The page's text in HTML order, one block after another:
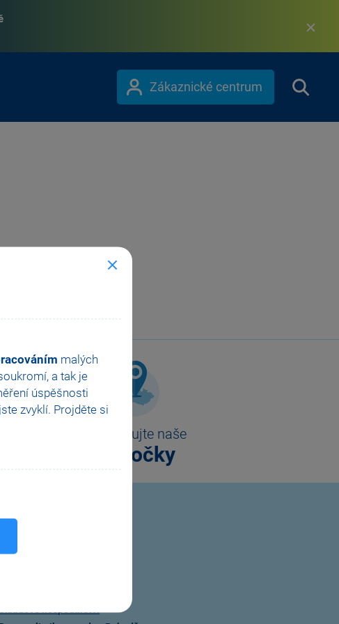
malých
a tak je
úspěšnosti
zvyklí. Projděte si
Zákaznické centrum
Kontaktujte naše
pobočky
dovednosti v Pohodě